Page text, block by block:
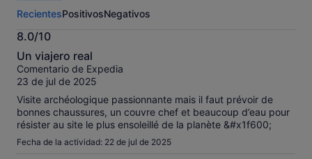
Más
información
sobre
nuestros
comentarios
contrastados.
RecientesPositivosNegativos
8.0/10
8.0
sobre
10
Un viajero real
Comentario de Expedia
23 de jul de 2025
Visite archéologique passionnante mais il faut prévoir de
bonnes chaussures, un couvre chef et beaucoup d’eau pour
résister au site le plus ensoleillé de la planète &#x1f600;
Fecha de la actividad: 22 de jul de 2025